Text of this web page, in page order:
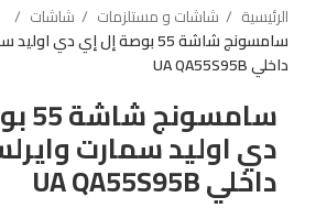
الرئيسية شاشات و مستلزمات
شاشات
سامسونج شاشة 55 بوصة إل إي
داخلي UA QA55S95B
دي اوليد سمارت
داخلي UA QA55S95B